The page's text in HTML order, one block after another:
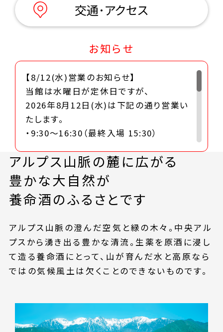
交通･アクセス
お知らせ
【8/12(水)営業のお知らせ】
当館は水曜日が定休日ですが、
2026年8月12日(水)は下記の通り営業い
たします。
・9:30～16:30（最終入場 15:30）
す。
【8/30(日)臨時休業のお知らせ】
勝手ながら、2026年8月30日(日)は臨時
何卒ご理解のほどお願いいたします。
【8/31(月)営業時間変更のお知らせ】
2026年8月31日（月）は営業時間を下記
何卒ご理解のほどお願いいたします。
アルプス山脈の麓に広がる
豊かな大自然が
養命酒のふるさとです
アルプス山脈の澄んだ空気と緑の木々。中央アル
プスから湧き出る豊かな清流。生薬を原酒に浸し
て造る養命酒にとって、山が育んだ水と高原なら
ではの気候風土は欠くことのできないものです。